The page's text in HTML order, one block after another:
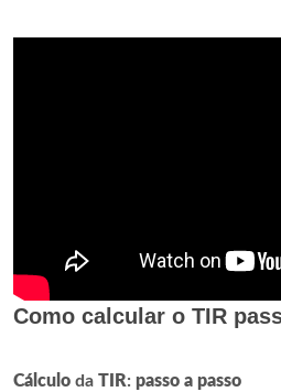
Como calcular o TIR
Cálculo da TIR: passo a passo